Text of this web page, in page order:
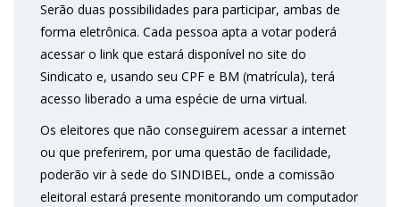
Serão duas possibilidades para participar, ambas de
forma eletrônica. Cada pessoa apta a votar poderá
acessar o link que estará disponível no site do
Sindicato e, usando seu CPF e BM (matrícula), terá
acesso liberado a uma espécie de urna virtual.
Os eleitores que não conseguirem acessar a internet
ou que preferirem, por uma questão de facilidade,
poderão vir à sede do SINDIBEL, onde a comissão
eleitoral estará presente monitorando um computador